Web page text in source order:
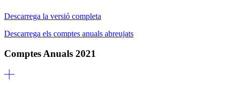
Descarrega la versió completa
Descarrega els comptes anuals abreujats
Comptes Anuals 2021